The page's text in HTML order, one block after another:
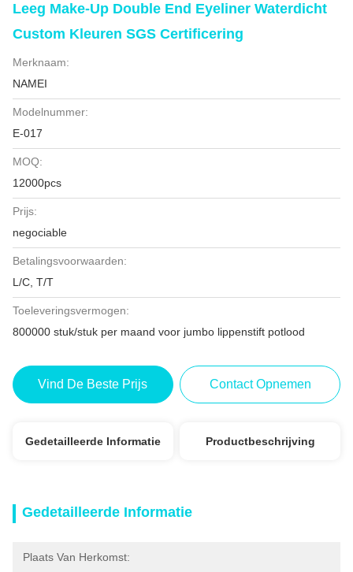
Leeg Make-Up Double End Eyeliner Waterdicht
Custom Kleuren SGS Certificering
Merknaam:
NAMEI
Modelnummer:
E-017
MOQ:
12000pcs
Prijs:
negociable
Betalingsvoorwaarden:
L/C, T/T
Toeleveringsvermogen:
800000 stuk/stuk per maand voor jumbo lippenstift potlood
Vind De Beste Prijs Contact Opnemen
Gedetailleerde Informatie Productbeschrijving
Gedetailleerde Informatie
Plaats Van Herkomst: